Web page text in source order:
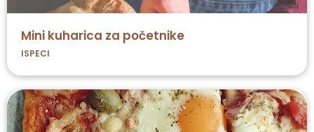
Mini kuharica za početnike
ISPECI